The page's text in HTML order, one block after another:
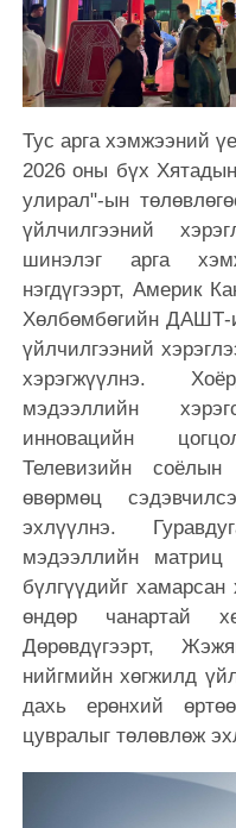
Тус арга хэмжээний
2026 оны бүх
улирал"-ын
үйлчилгээний
шинэлэг арга
нэгдүгээрт, Америк
Хөлбөмбөгийн ДАШТ-
үйлчилгээний
хэрэгжүүлнэ.
мэдээллийн
инновацийн
Телевизийн
өвөрмөц
эхлүүлнэ.
мэдээллийн
бүлгүүдийг
өндөр чанартай
Дөрөвдүгээрт,
нийгмийн хөгжилд
дахь ерөнхий
цувралыг төлөвлөж